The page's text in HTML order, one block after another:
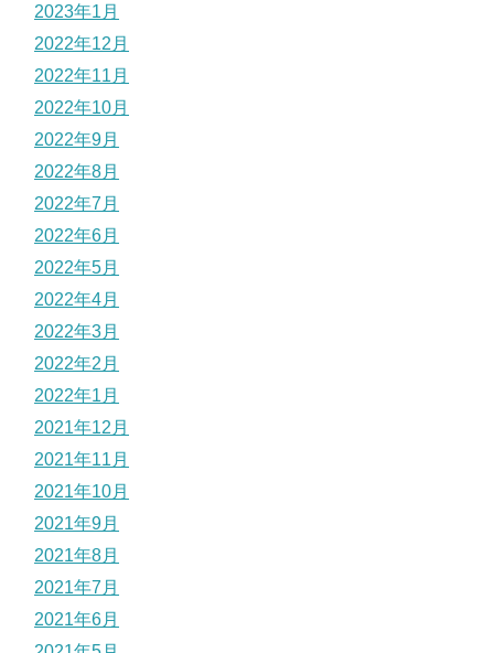
2023年1月
2022年12月
2022年11月
2022年10月
2022年9月
2022年8月
2022年7月
2022年6月
2022年5月
2022年4月
2022年3月
2022年2月
2022年1月
2021年12月
2021年11月
2021年10月
2021年9月
2021年8月
2021年7月
2021年6月